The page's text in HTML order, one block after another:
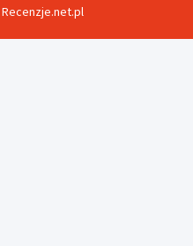
Recenzje.net.pl